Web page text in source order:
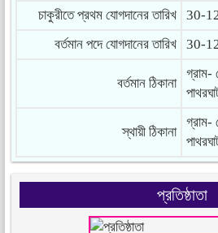
চাকুরীতে প্রথম যোগদানের তারিখ
30-
বর্তমান পদে যোগদানের তারিখ
30-
বর্তমান ঠিকানা
গ্রাম-
স্থায়ী ঠিকানা
গ্রাম-
প্রতিষ্ঠাতা